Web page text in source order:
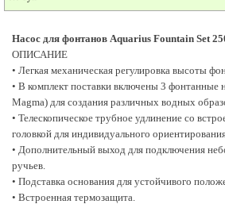
создания различных водных образов.
индивидуального ориентирования фонтана.
• Дополнительный выход для подключения
• Подставка основания для устойчивого положения на
• Встроенная термозащита.
Насос для фонтанов Aquarius Fountain Set
ОПИСАНИЕ
• Легкая механическая регулировка высоты
• В комплект поставки включены 3 фонтанные
Magma) для создания различных водных
• Телескопическое трубное удлинение со
головкой для индивидуального
• Дополнительный выход для подключения
ручьев.
• Подставка основания для устойчивого
• Встроенная термозащита.